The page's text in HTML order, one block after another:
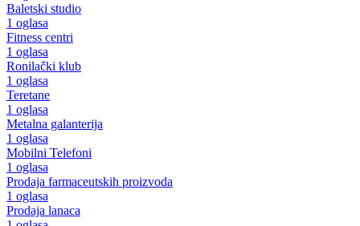
Baletski studio
1 oglasa
Fitness centri
1 oglasa
Ronilački klub
1 oglasa
Teretane
1 oglasa
Metalna galanterija
1 oglasa
Mobilni Telefoni
1 oglasa
Prodaja farmaceutskih proizvoda
1 oglasa
Prodaja lanaca